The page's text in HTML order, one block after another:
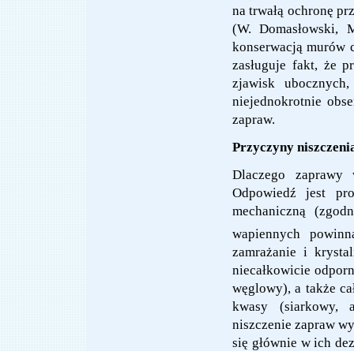
na trwałą ochronę
(W. Domasłowski,
konserwacją murów
zasługuje fakt, że
zjawisk
niejednokrotnie
zapraw.
Przyczyny
Dlaczego zaprawy
Odpowiedź jest
mechaniczną
wapiennych
zamrażanie i
niecałkowicie
węglowy), a także
kwasy (siarkowy,
niszczenie zapraw
się głównie w ich